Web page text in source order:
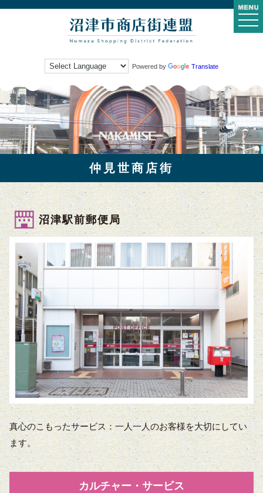
Powered by Translate
仲見世商店街
沼津駅前郵便局
真心のこもったサービス：一人一人のお客様を大切にしてい
ます。
カルチャー・サービス